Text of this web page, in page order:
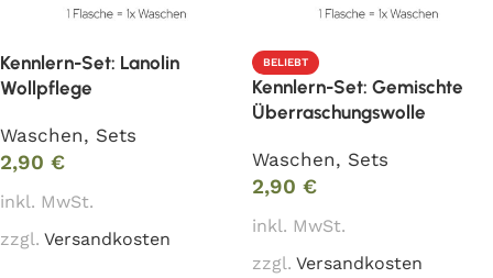
Kennlern-Set: Lanolin
Wollpflege
Waschen, Sets
2,90 €
inkl. MwSt.
zzgl. Versandkosten
BELIEBT
Kennlern-Set: Gemischte
Überraschungswolle
Waschen, Sets
2,90 €
inkl. MwSt.
zzgl. Versandkosten